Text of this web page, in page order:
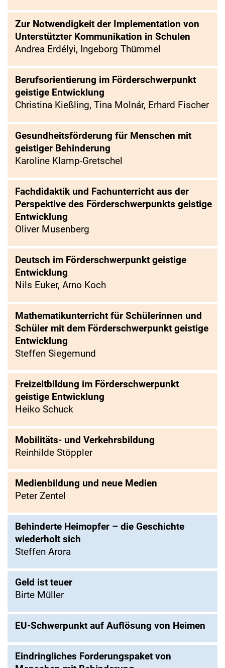
Zur Notwendigkeit der Implementation von
Unterstützter Kommunikation in Schulen
Andrea Erdélyi, Ingeborg Thümmel
Berufsorientierung im Förderschwerpunkt
geistige Entwicklung
Christina Kießling, Tina Molnár, Erhard Fischer
Gesundheitsförderung für Menschen mit
geistiger Behinderung
Karoline Klamp-Gretschel
Fachdidaktik und Fachunterricht aus der
Perspektive des Förderschwerpunkts geistige
Entwicklung
Oliver Musenberg
Deutsch im Förderschwerpunkt geistige
Entwicklung
Nils Euker, Arno Koch
Mathematikunterricht für Schülerinnen und
Schüler mit dem Förderschwerpunkt geistige
Entwicklung
Steffen Siegemund
Freizeitbildung im Förderschwerpunkt
geistige Entwicklung
Heiko Schuck
Mobilitäts- und Verkehrsbildung
Reinhilde Stöppler
Medienbildung und neue Medien
Peter Zentel
Behinderte Heimopfer – die Geschichte
wiederholt sich
Steffen Arora
Geld ist teuer
Birte Müller
EU-Schwerpunkt auf Auflösung von Heimen
Eindringliches Forderungspaket von